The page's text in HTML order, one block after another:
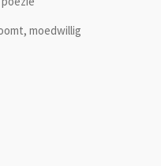
moedwillig